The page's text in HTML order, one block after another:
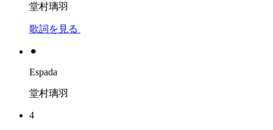
堂村璃羽
歌詞を見る
⚫︎
Espada
堂村璃羽
4